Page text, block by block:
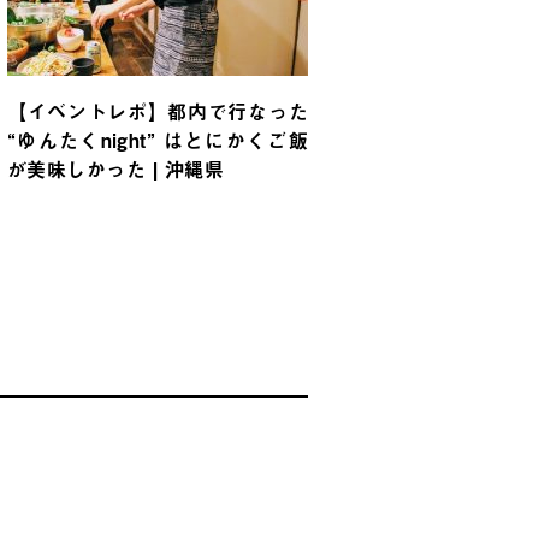
【イベントレポ】都内で行なった
“ゆんたくnight” はとにかくご飯
が美味しかった | 沖縄県